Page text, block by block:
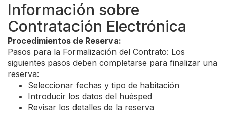
Información sobre
Contratación Electrónica
Procedimientos de Reserva:
Pasos para la Formalización del Contrato: Los
siguientes pasos deben completarse para finalizar una
reserva:
Seleccionar fechas y tipo de habitación
Introducir los datos del huésped
Revisar los detalles de la reserva